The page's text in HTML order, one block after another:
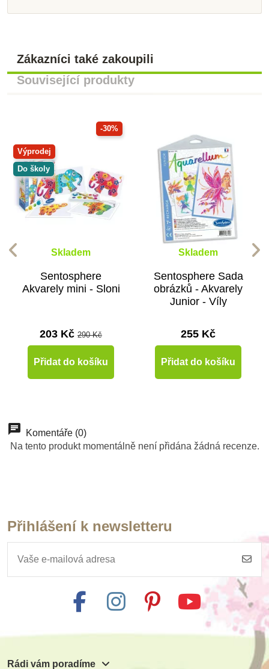
Zákazníci také zakoupili
Související produkty
-30%
Výprodej
Do školy
Skladem
Sentosphere
Akvarely mini - Sloni
203 Kč 290 Kč
Přidat do košíku
Skladem
Sentosphere Sada
obrázků - Akvarely
Junior - Víly
255 Kč
Přidat do košíku
Skladem
Sentosphere Sada
255 Kč
Komentáře (0)
Na tento produkt momentálně není přidána žádná recenze.
Přihlášení k newsletteru
Rádi vám poradíme